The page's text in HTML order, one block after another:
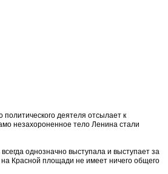
деятеля отсылает к
незахороненное тело Ленина стали
однозначно выступала и выступает за
на Красной площади не имеет ничего общего